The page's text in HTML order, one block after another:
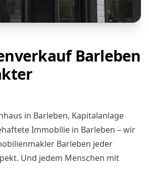
Barleben
in Barleben, Kapitalanlage
Immobilie in Barleben – wir
Barleben jeder
Und jedem Menschen mit